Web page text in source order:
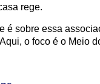
rege.
é sobre essa
o foco é o Meio